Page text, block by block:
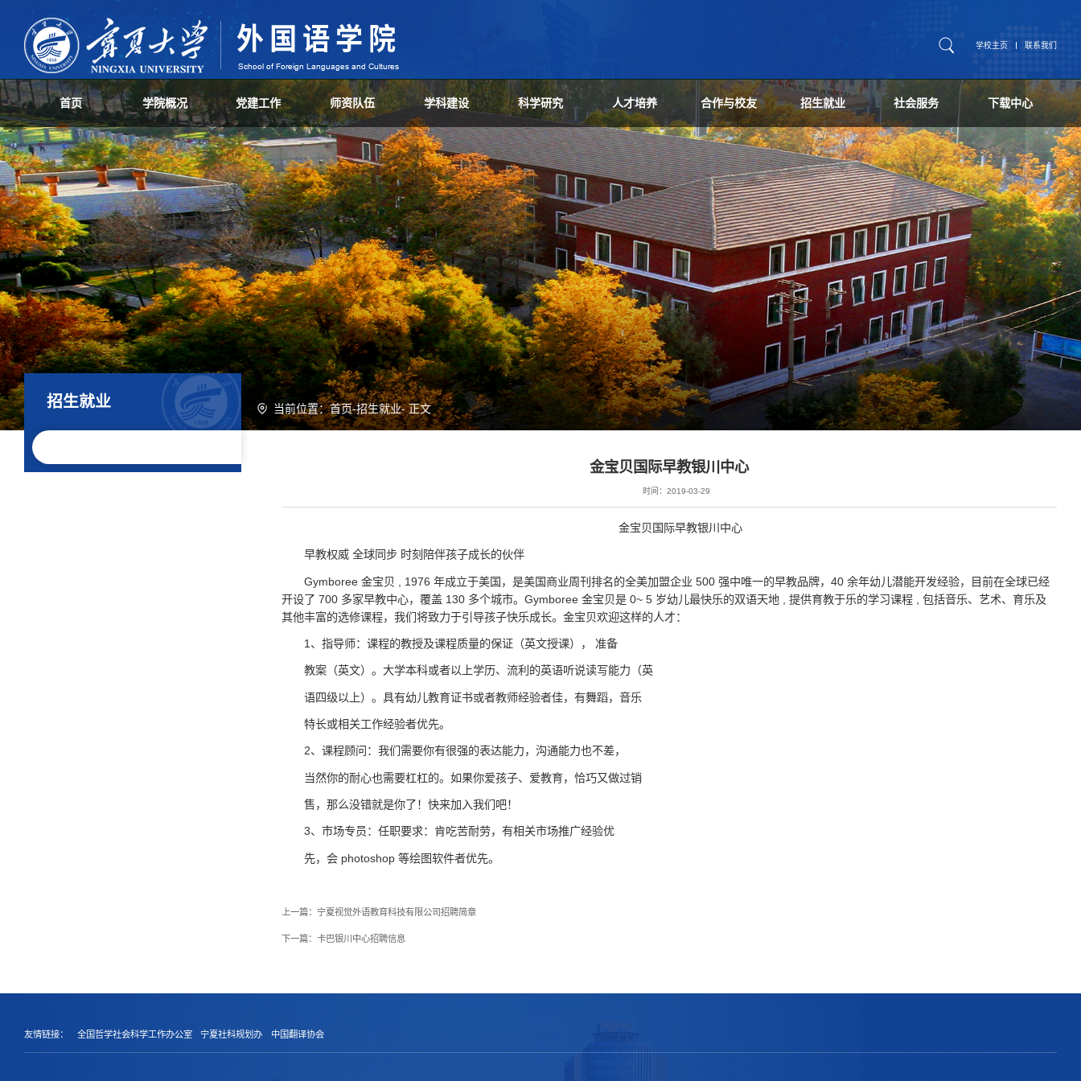
学校主页 联系我们
首页 学院概况 党建工作 师资队伍 学科建设 科学研究 人才培养 合作与校友 招生就业 社会服务 下载中心
当前位置：首页-招生就业- 正文
招生就业
金宝贝国际早教银川中心
时间：2019-03-29
金宝贝国际早教银川中心
早教权威 全球同步 时刻陪伴孩子成长的伙伴
Gymboree 金宝贝 , 1976 年成立于美国，是美国商业周刊排名的全美加盟企业 500 强中唯一的早教品牌，40 余年幼儿潜能开发经验，目前在全球已经
开设了 700 多家早教中心，覆盖 130 多个城市。Gymboree 金宝贝是 0~ 5 岁幼儿最快乐的双语天地 , 提供育教于乐的学习课程 , 包括音乐、艺术、育乐及
其他丰富的选修课程，我们将致力于引导孩子快乐成长。金宝贝欢迎这样的人才：
1、指导师：课程的教授及课程质量的保证（英文授课）， 准备
教案（英文）。大学本科或者以上学历、流利的英语听说读写能力（英
语四级以上）。具有幼儿教育证书或者教师经验者佳，有舞蹈，音乐
特长或相关工作经验者优先。
2、课程顾问：我们需要你有很强的表达能力，沟通能力也不差，
当然你的耐心也需要杠杠的。如果你爱孩子、爱教育，恰巧又做过销
售，那么没错就是你了！快来加入我们吧！
3、市场专员：任职要求：肯吃苦耐劳，有相关市场推广经验优
先，会 photoshop 等绘图软件者优先。
上一篇： 宁夏视觉外语教育科技有限公司招聘简章
下一篇： 卡巴银川中心招聘信息
友情链接： 全国哲学社会科学工作办公室 宁夏社科规划办 中国翻译协会